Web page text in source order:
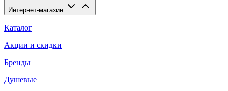
Интернет-магазин
Каталог
Акции и скидки
Бренды
Душевые